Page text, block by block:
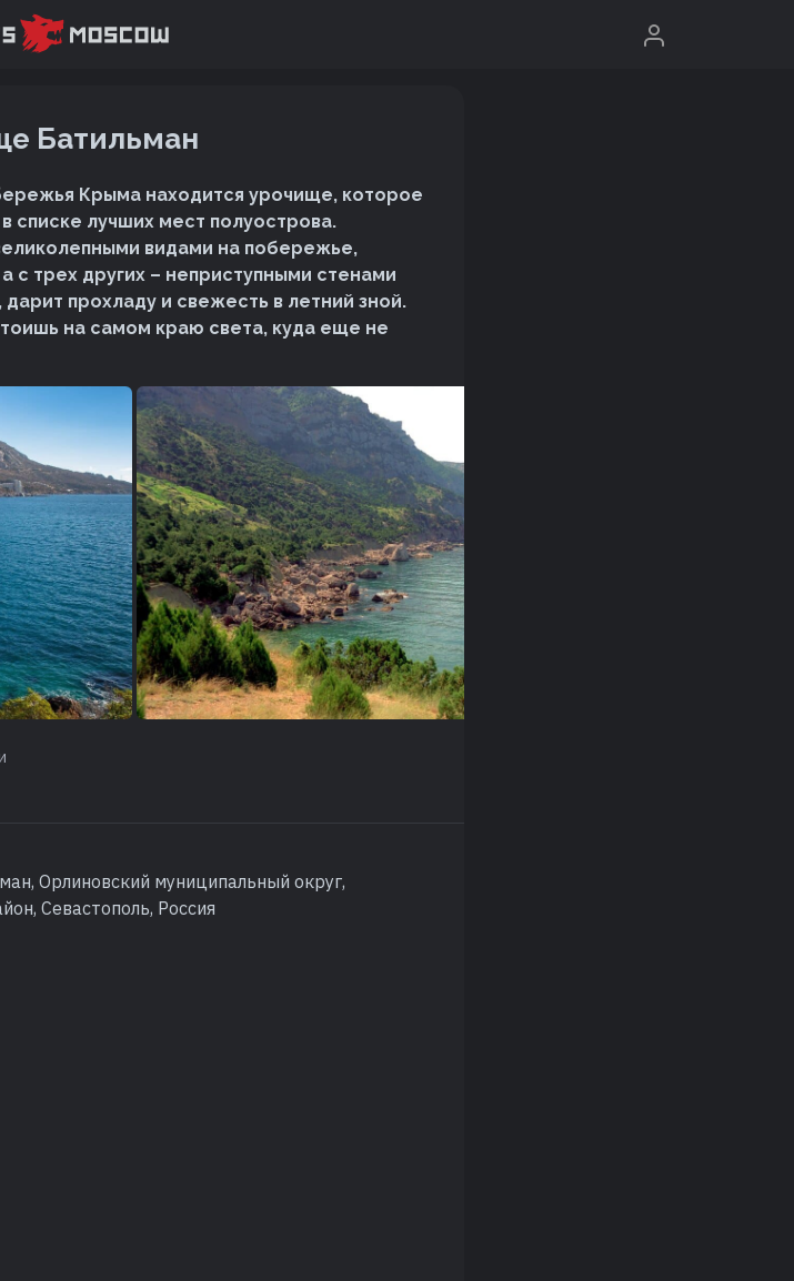
Батильман
Крыма находится урочище, которое
списке лучших мест полуострова.
видами на побережье,
трех других – неприступными стенами
прохладу и свежесть в летний зной.
на самом краю света, куда еще не
Орлиновский муниципальный округ,
Севастополь, Россия